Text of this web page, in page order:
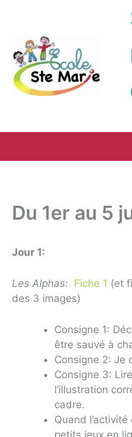
contenu
Du 1er au 5
Jour 1:
Les Alphas: Fiche 1 (et
des 3 images)
Consigne 1:
être sauvé à
Consigne 2: Je
Consigne 3:
l’illustration
cadre.
Quand
petits jeux en